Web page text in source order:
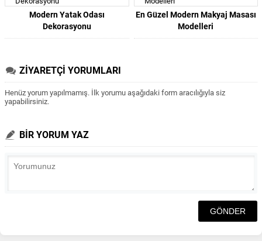
Modern Yatak Odası
Dekorasyonu
En Güzel Modern Makyaj Masası
Modelleri
ZİYARETÇİ YORUMLARI
Henüz yorum yapılmamış. İlk yorumu aşağıdaki form aracılığıyla siz
yapabilirsiniz.
BİR YORUM YAZ